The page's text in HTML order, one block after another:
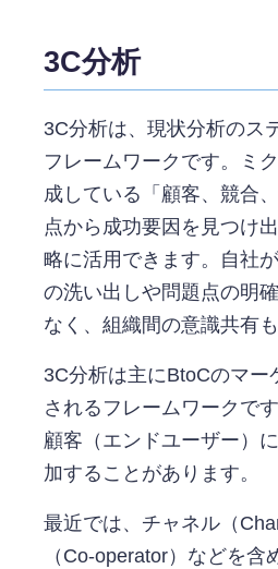
3C分析
3C分析は、現状分析のス
フレームワークです。ミ
成している「顧客、競合
点から成功要因を見つけ
略に活用できます。自社
の洗い出しや問題点の明
なく、組織間の意識共有
3C分析は主にBtoCのマー
されるフレームワークで
顧客（エンドユーザー）
加することがあります。
最近では、チャネル（
（Co-operator）などを含